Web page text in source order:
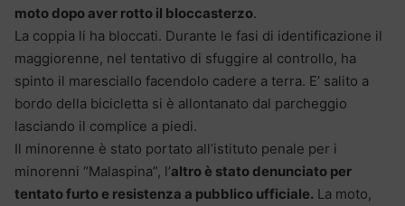
moto dopo aver rotto il bloccasterzo.
La coppia li ha bloccati. Durante le fasi di identificazione il
maggiorenne, nel tentativo di sfuggire al controllo, ha
spinto il maresciallo facendolo cadere a terra. E’ salito a
bordo della bicicletta si è allontanato dal parcheggio
lasciando il complice a piedi.
Il minorenne è stato portato all’istituto penale per i
minorenni “Malaspina”, l’altro è stato denunciato per
tentato furto e resistenza a pubblico ufficiale. La moto,